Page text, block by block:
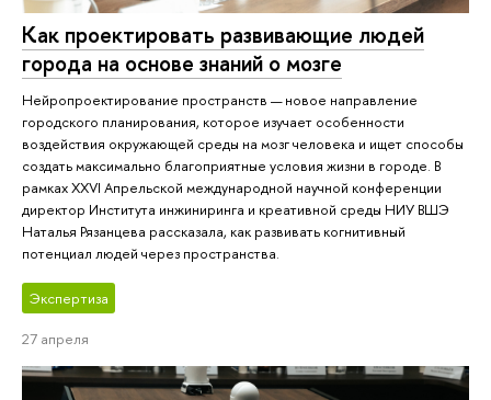
Как проектировать развивающие людей
города на основе знаний о мозге
Нейропроектирование пространств — новое направление
городского планирования, которое изучает особенности
воздействия окружающей среды на мозг человека и ищет способы
создать максимально благоприятные условия жизни в городе. В
рамках XXVI Апрельской международной научной конференции
директор Института инжиниринга и креативной среды НИУ ВШЭ
Наталья Рязанцева рассказала, как развивать когнитивный
потенциал людей через пространства.
Экспертиза
27 апреля